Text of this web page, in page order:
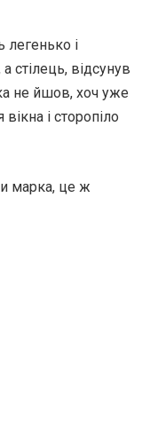
легенько і
стілець, відсунув
не йшов, хоч уже
і сторопіло
марка, це ж